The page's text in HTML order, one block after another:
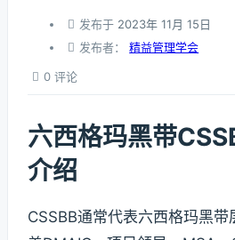
发布于 2023年 11月 15日
发布者：精益管理学会
0 评论
六西格玛黑带
介绍
CSSBB通常代表六西格玛黑